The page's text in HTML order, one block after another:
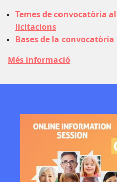
Temes de convocatòria
licitacions
Bases de la convocatòria
Més informació